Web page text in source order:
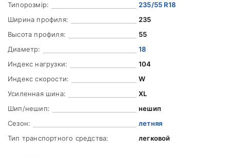
Типорозмір:
235/55 R18
Ширина профиля:
235
Высота профиля:
55
Диаметр:
18
Индекс нагрузки:
104
Индекс скорости:
W
Усиленная шина:
XL
Шип/нешип:
нешип
Сезон:
летняя
Тип транспортного средства:
легковой